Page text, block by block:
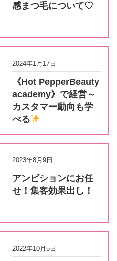
感まつ毛について♡
2024年1月17日
《Hot PepperBeauty
academy》で経営～
カスタマー動向も学
べる
2023年8月9日
アンビションにお任
せ！集客効果出し！
2022年10月5日